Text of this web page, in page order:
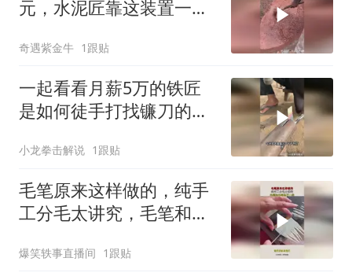
元，水泥匠靠这装置一年
奇遇紫金牛 1跟贴
一起看看月薪5万的铁匠
是如何徒手打找镰刀的罕
小龙拳击解说 1跟贴
毛笔原来这样做的，纯手
工分毛太讲究，毛笔和毛
爆笑轶事直播间 1跟贴